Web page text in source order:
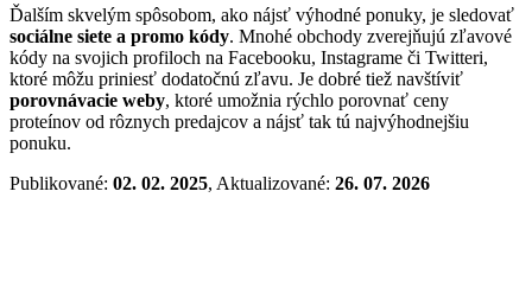
Ďalším skvelým spôsobom, ako nájsť výhodné ponuky, je sledovať
sociálne siete a promo kódy. Mnohé obchody zverejňujú zľavové
kódy na svojich profiloch na Facebooku, Instagrame či Twitteri,
ktoré môžu priniesť dodatočnú zľavu. Je dobré tiež navštíviť
porovnávacie weby, ktoré umožnia rýchlo porovnať ceny
proteínov od rôznych predajcov a nájsť tak tú najvýhodnejšiu
ponuku.
Publikované: 02. 02. 2025, Aktualizované: 26. 07. 2026